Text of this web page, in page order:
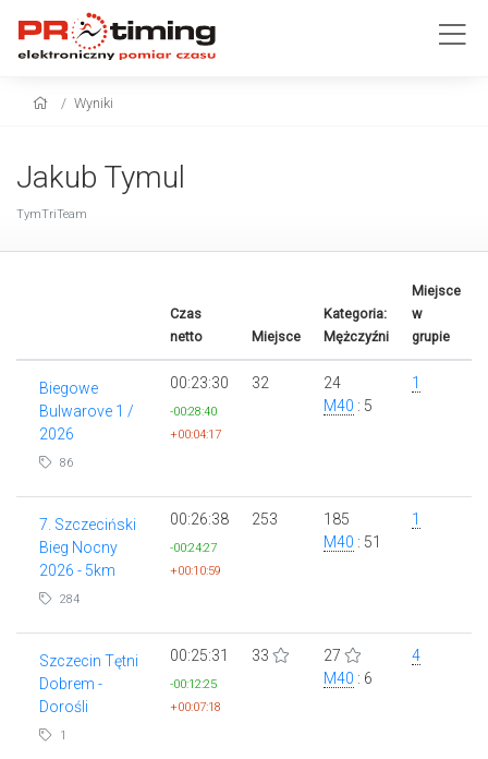
Wyniki
Jakub Tymul
TymTriTeam
Czas
netto
Miejsce
Kategoria:
Mężczyźni
Miejsce
w
grupie
Biegowe
Bulwarove 1 /
2026
86
00:23:30
-00:28:40
+00:04:17
32
24
M40 : 5
1
7. Szczeciński
Bieg Nocny
2026 - 5km
284
00:26:38
-00:24:27
+00:10:59
253
185
M40 : 51
1
Szczecin Tętni
Dobrem -
Dorośli
1
00:25:31
-00:12:25
+00:07:18
33
27
M40 : 6
4